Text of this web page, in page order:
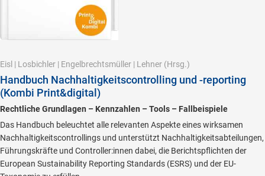
Eisl | Losbichler | Engelbrechtsmüller | Lehner (Hrsg.)
Handbuch Nachhaltigkeitscontrolling und -reporting
(Kombi Print&digital)
Rechtliche Grundlagen – Kennzahlen – Tools – Fallbeispiele
Das Handbuch beleuchtet alle relevanten Aspekte eines wirksamen
Nachhaltigkeitscontrollings und unterstützt Nachhaltigkeitsabteilungen,
Führungskräfte und Controller:innen dabei, die Berichtspflichten der
European Sustainability Reporting Standards (ESRS) und der EU-